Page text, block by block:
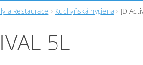
a Restaurace Kuchyňská hygiena JD
5L